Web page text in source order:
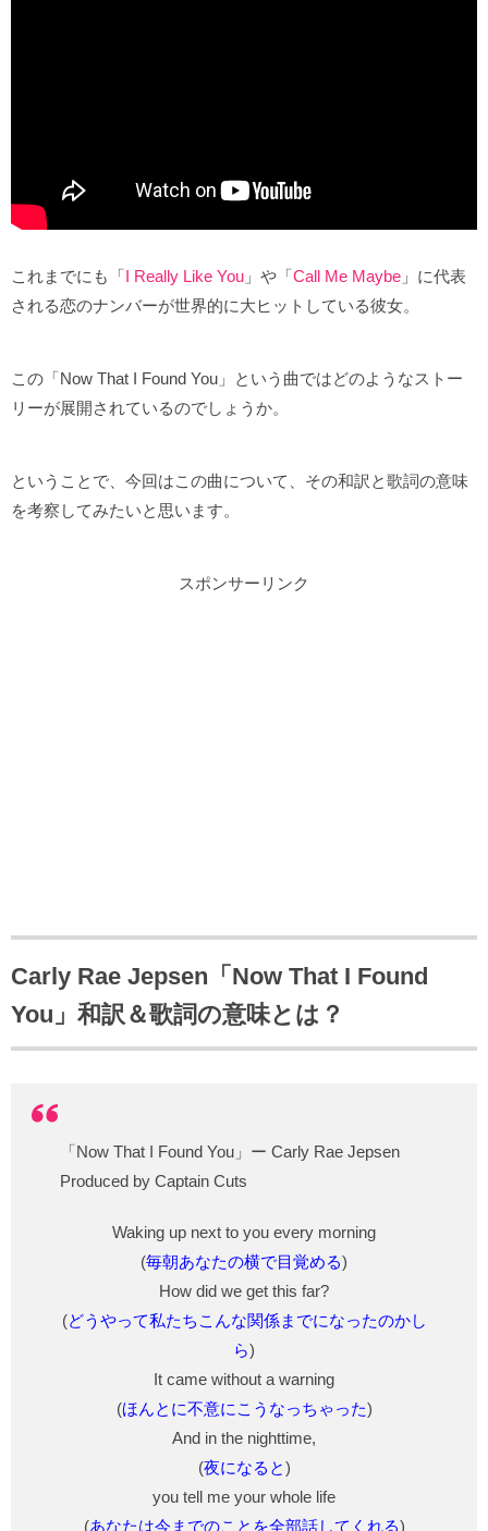
これまでにも「I Really Like You 」や「Call Me Maybe 」に代表
される恋のナンバーが世界的に大ヒットしている彼女。
この「Now That I Found You」という曲ではどのようなストー
リーが展開されているのでしょうか。
ということで、今回はこの曲について、その和訳と歌詞の意味
を考察してみたいと思います。
スポンサーリンク
Carly Rae Jepsen「Now That I Found
You」和訳＆歌詞の意味とは？
「Now That I Found You」ー Carly Rae Jepsen
Produced by Captain Cuts
Waking up next to you every morning
(毎朝あなたの横で目覚める)
How did we get this far?
(どうやって私たちこんな関係までになったのかし
ら)
It came without a warning
(ほんとに不意にこうなっちゃった)
And in the nighttime,
(夜になると)
you tell me your whole life
(あなたは今までのことを全部話してくれる)